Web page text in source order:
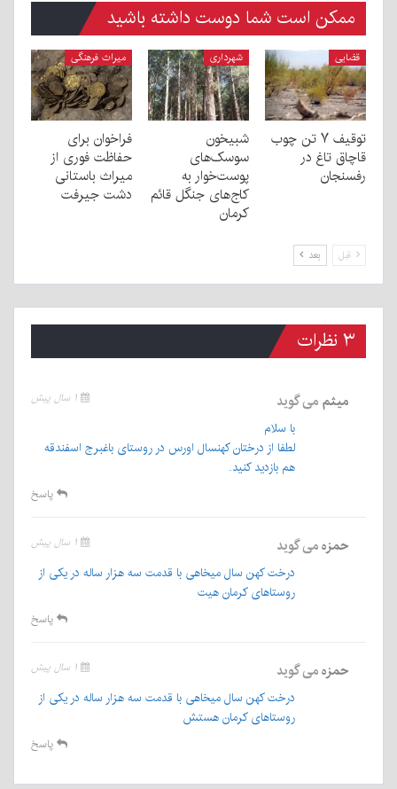
ممکن است شما دوست داشته باشید
قضایی
توقیف ۷ تن چوب
قاچاق تاغ در
رفسنجان
شهرداری
شبیخون
سوسک‌های
پوست‌خوار به
کاج‌های جنگل قائم
کرمان
میراث فرهنگی
فراخوان برای
حفاظت فوری از
میراث باستانی
دشت جیرفت
قبل بعد
۳ نظرات
میثم می گوید
با سلام
لطفا از درختان کهنسال اورس در روستای باغبرج اسفندقه
هم بازدید کنید.
پاسخ
حمزهمی گوید
درخت کهن سال میخاهی با قدمت سه هزار ساله در یکی از
روستاهای کرمان هیت
پاسخ
حمزهمی گوید
درخت کهن سال میخاهی با قدمت سه هزار ساله در یکی از
روستاهای کرمان هستش
پاسخ